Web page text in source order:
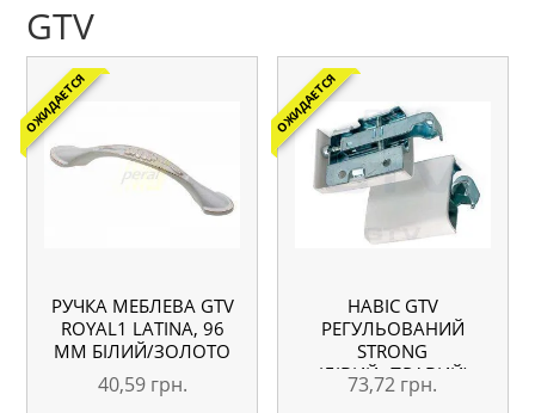
GTV
ОЖИДАЕТСЯ
РУЧКА МЕБЛЕВА GTV
ROYAL1 LATINA, 96
ММ БІЛИЙ/ЗОЛОТО
40,59 грн.
ОЖИДАЕТСЯ
НАВІС GTV
РЕГУЛЬОВАНИЙ
STRONG
(ЛІВИЙ+ПРАВИЙ)
БІЛИЙ, 90 КГ
73,72 грн.